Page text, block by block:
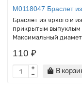
M0118047 Браслет
Браслет из яркого и
прикрытым выпуклым
Максимальный
110 ₽
В